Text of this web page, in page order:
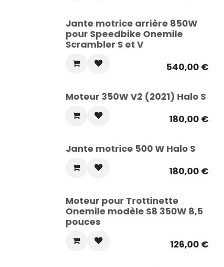
Jante motrice arrière 850W
pour Speedbike Onemile
Scrambler S et V
540,00€
Moteur 350W V2 (2021) Halo S
180,00€
Jante motrice 500 W Halo S
180,00€
Moteur pour Trottinette
Onemile modèle S8 350W 8,5
pouces
126,00€